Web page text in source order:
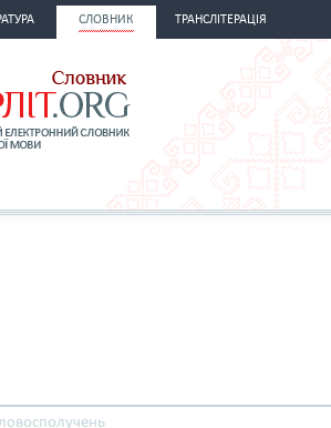
СЛОВНИК ТРАНСЛІТЕРАЦІЯ